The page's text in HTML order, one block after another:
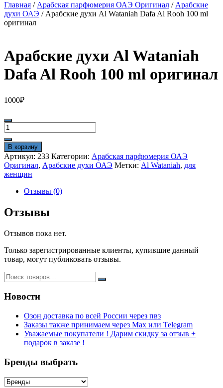
Главная / Арабская парфюмерия ОАЭ Оригинал / Арабские
духи ОАЭ / Арабские духи Al Wataniah Dafa Al Rooh 100 ml
оригинал
Арабские духи Al Wataniah
Dafa Al Rooh 100 ml оригинал
1000₽
Количество
товара
Арабские
духи
Al
Wataniah
Dafa
100
ml
В корзину
Артикул: 233 Категории: Арабская парфюмерия ОАЭ
Оригинал, Арабские духи ОАЭ Метки: Al Wataniah, для
женщин
Отзывы (0)
Отзывы
Отзывов пока нет.
Только зарегистрированные клиенты, купившие данный
товар, могут публиковать отзывы.
Новости
Озон доставка по всей России через пвз
Заказы также принимаем через Max или Telegram
Уважаемые покупатели ! Дарим скидку за отзыв +
подарок в заказе !
Бренды выбрать